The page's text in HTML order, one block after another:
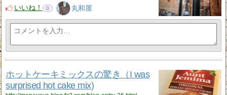
いいね！
0 丸和屋
ホットケーキミックスの驚き（I was
surprised hot cake mix)